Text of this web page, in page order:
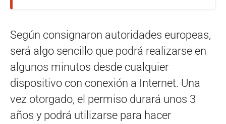
Según consignaron autoridades europeas,
será algo sencillo que podrá realizarse en
algunos minutos desde cualquier
dispositivo con conexión a Internet. Una
vez otorgado, el permiso durará unos 3
años y podrá utilizarse para hacer